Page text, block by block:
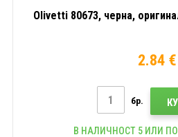
Olivetti 80673, черна,
2.84 €
бр.
В НАЛИЧНОСТ 5 ИЛИ